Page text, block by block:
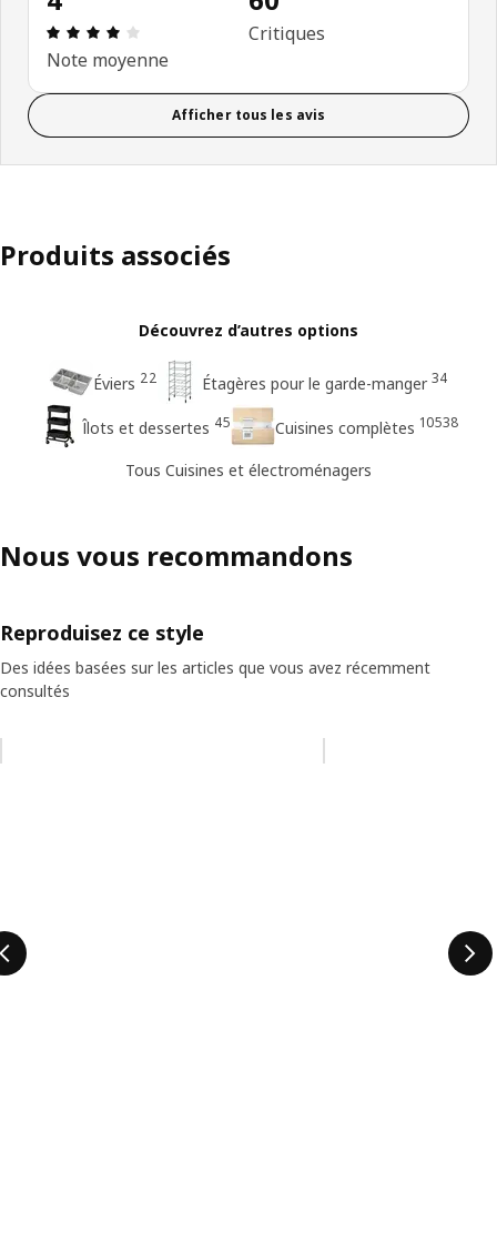
Avis: 4 sur 5 étoiles. Nombre total d'avis: 60
Note moyenne
Critiques
Afficher tous les avis
Produits associés
Découvrez d’autres options
Éviers 22 Étagères pour le garde-manger 34
Îlots et dessertes 45 Cuisines complètes 10538
Tous Cuisines et électroménagers
Nous vous recommandons
Reproduisez ce style
Des idées basées sur les articles que vous avez récemment
consultés